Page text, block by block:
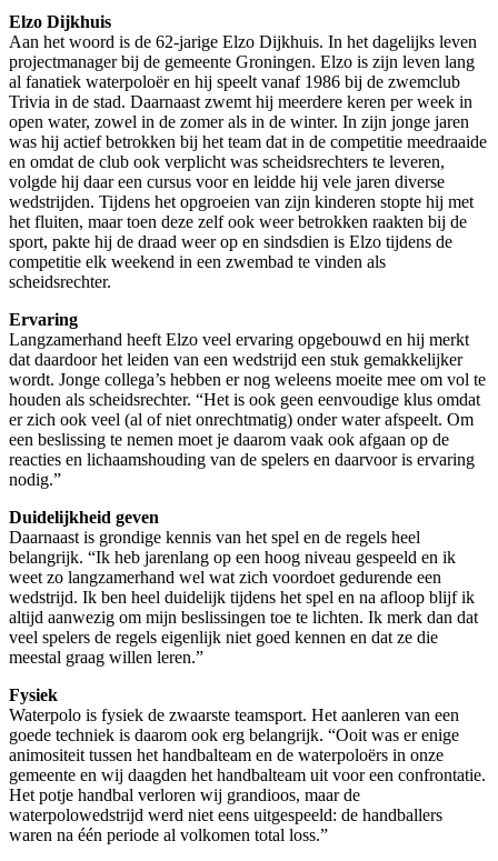
Elzo Dijkhuis
Aan het woord is de 62-jarige Elzo Dijkhuis. In het dagelijks leven
projectmanager bij de gemeente Groningen. Elzo is zijn leven lang
al fanatiek waterpoloër en hij speelt vanaf 1986 bij de zwemclub
Trivia in de stad. Daarnaast zwemt hij meerdere keren per week in
open water, zowel in de zomer als in de winter. In zijn jonge jaren
was hij actief betrokken bij het team dat in de competitie meedraaide
en omdat de club ook verplicht was scheidsrechters te leveren,
volgde hij daar een cursus voor en leidde hij vele jaren diverse
wedstrijden. Tijdens het opgroeien van zijn kinderen stopte hij met
het fluiten, maar toen deze zelf ook weer betrokken raakten bij de
sport, pakte hij de draad weer op en sindsdien is Elzo tijdens de
competitie elk weekend in een zwembad te vinden als
scheidsrechter.
Ervaring
Langzamerhand heeft Elzo veel ervaring opgebouwd en hij merkt
dat daardoor het leiden van een wedstrijd een stuk gemakkelijker
wordt. Jonge collega’s hebben er nog weleens moeite mee om vol te
houden als scheidsrechter. “Het is ook geen eenvoudige klus omdat
er zich ook veel (al of niet onrechtmatig) onder water afspeelt. Om
een beslissing te nemen moet je daarom vaak ook afgaan op de
reacties en lichaamshouding van de spelers en daarvoor is ervaring
nodig.”
Duidelijkheid geven
Daarnaast is grondige kennis van het spel en de regels heel
belangrijk. “Ik heb jarenlang op een hoog niveau gespeeld en ik
weet zo langzamerhand wel wat zich voordoet gedurende een
wedstrijd. Ik ben heel duidelijk tijdens het spel en na afloop blijf ik
altijd aanwezig om mijn beslissingen toe te lichten. Ik merk dan dat
veel spelers de regels eigenlijk niet goed kennen en dat ze die
meestal graag willen leren.”
Fysiek
Waterpolo is fysiek de zwaarste teamsport. Het aanleren van een
goede techniek is daarom ook erg belangrijk. “Ooit was er enige
animositeit tussen het handbalteam en de waterpoloërs in onze
gemeente en wij daagden het handbalteam uit voor een confrontatie.
Het potje handbal verloren wij grandioos, maar de
waterpolowedstrijd werd niet eens uitgespeeld: de handballers
waren na één periode al volkomen total loss.”